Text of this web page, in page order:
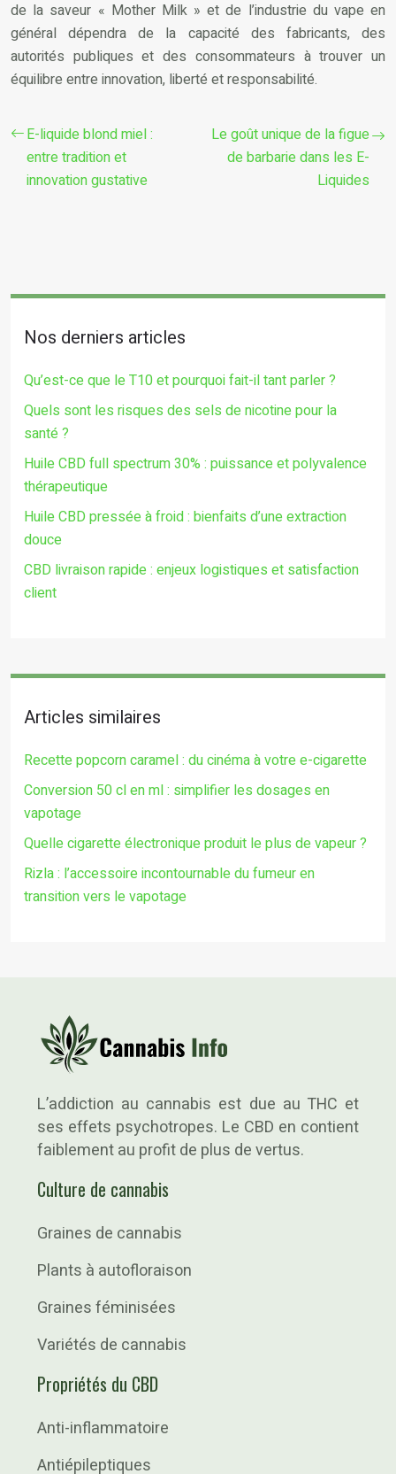
de la saveur « Mother Milk » et de l’industrie du vape en
général dépendra de la capacité des fabricants, des
autorités publiques et des consommateurs à trouver un
équilibre entre innovation, liberté et responsabilité.
E-liquide blond miel :
entre tradition et
innovation gustative
Le goût unique de la figue
de barbarie dans les E-
Liquides
Nos derniers articles
Qu’est-ce que le T10 et pourquoi fait-il tant parler ?
Quels sont les risques des sels de nicotine pour la
santé ?
Huile CBD full spectrum 30% : puissance et polyvalence
thérapeutique
Huile CBD pressée à froid : bienfaits d’une extraction
douce
CBD livraison rapide : enjeux logistiques et satisfaction
client
Articles similaires
Recette popcorn caramel : du cinéma à votre e-cigarette
Conversion 50 cl en ml : simplifier les dosages en
vapotage
Quelle cigarette électronique produit le plus de vapeur ?
Rizla : l’accessoire incontournable du fumeur en
transition vers le vapotage
L’addiction au cannabis est due au THC et
ses effets psychotropes. Le CBD en contient
faiblement au profit de plus de vertus.
Culture de cannabis
Graines de cannabis
Plants à autofloraison
Graines féminisées
Variétés de cannabis
Propriétés du CBD
Anti-inflammatoire
Antiépileptiques